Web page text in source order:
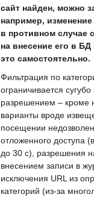
сайт найден, можно
например, изменение
в противном случае
на внесение его в
это самостоятельно.
Фильтрация по
ограничивается
разрешением – кроме
варианты вроде
посещении
отложенного доступа
до 30 с), разрешения
внесением записи в
исключения URL из
категорий (из-за